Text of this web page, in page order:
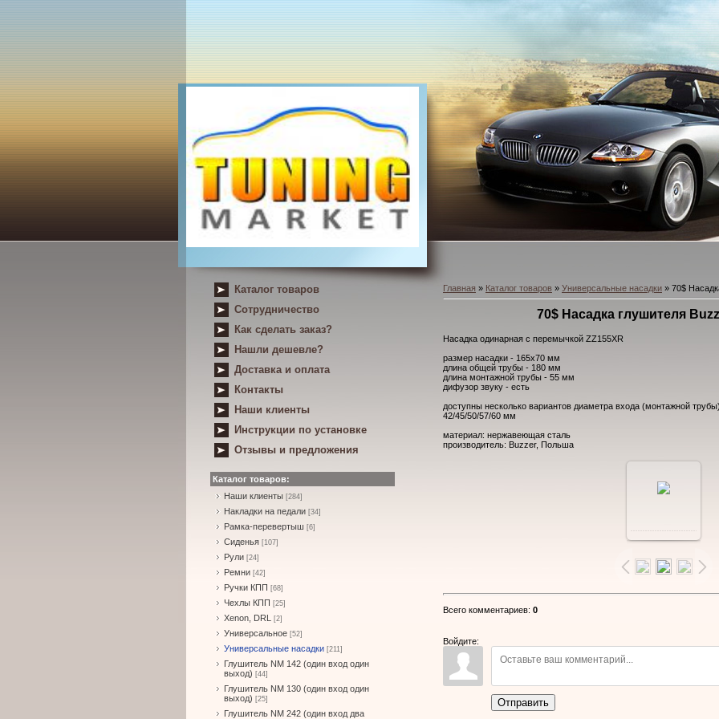
Каталог товаров
Сотрудничество
Как сделать заказ?
Нашли дешевле?
Доставка и оплата
Контакты
Наши клиенты
Инструкции по установке
Отзывы и предложения
Каталог товаров:
Наши клиенты [284]
Накладки на педали [34]
Рамка-перевертыш [6]
Сиденья [107]
Рули [24]
Ремни [42]
Ручки КПП [68]
Чехлы КПП [25]
Xenon, DRL [2]
Универсальное [52]
Универсальные насадки [211]
Глушитель NM 142 (один вход один
выход) [44]
Глушитель NM 130 (один вход один
выход) [25]
Глушитель NM 242 (один вход два
Главная » Каталог товаров » Универсальные насадки » 70$
70$ Насадка глушителя
Насадка одинарная с перемычкой ZZ155XR
размер насадки - 165х70 мм
длина общей трубы - 180 мм
длина монтажной трубы - 55 мм
дифузор звуку - есть
доступны несколько вариантов диаметра входа (монтажной
42/45/50/57/60 мм
материал: нержавеющая сталь
производитель: Buzzer, Польша
размере
Всего комментариев: 0
Войдите:
Отправить